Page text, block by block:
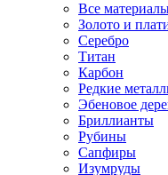
Все
Золото и
Серебро
Титан
Карбон
Редкие
Эбеновое
Бриллианты
Рубины
Сапфиры
Изумруды